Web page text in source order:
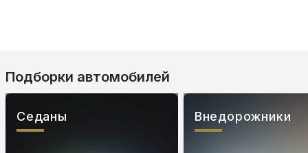
Подборки автомобилей
Седаны Внедорожники